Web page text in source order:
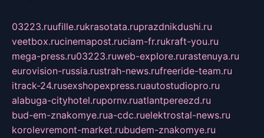
03223.ruufille.rukrasotata.ruprazdnikdushi.ru
veetbox.rucinemapost.ruciam-fr.rukraft-you.ru
mega-press.ru03223.ruweb-explore.rurastenuya.ru
eurovision-russia.rustrah-news.rufreeride-team.ru
itrack-24.rusexshopexpress.ruautostudiopro.ru
alabuga-cityhotel.rupornv.ruatlantpereezd.ru
bud-em-znakomye.rua-cdc.ruelektrostal-news.ru
korolevremont-market.rubudem-znakomye.ru